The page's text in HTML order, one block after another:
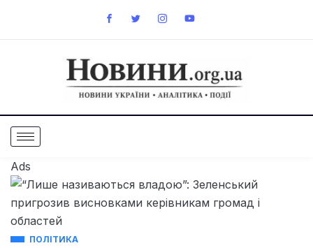
Ads
ПОЛІТИКА